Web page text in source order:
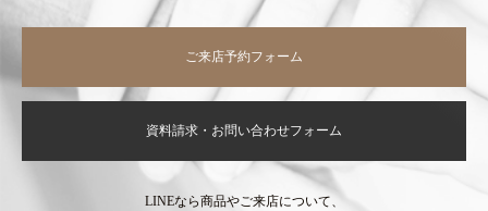
ご来店予約フォーム
資料請求・お問い合わせフォーム
LINEなら商品やご来店について、